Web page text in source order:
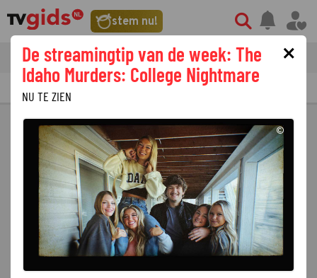
stem nu!
tvgids streaming nieuws
PRIMETIME GEMIST
×
De streamingtip van de week: The
Idaho Murders: College Nightmare
NU TE ZIEN
©